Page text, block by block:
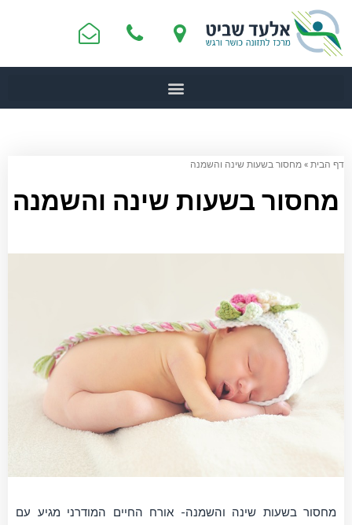
דף הבית»מחסור בשעות שינה והשמנה
מחסור בשעות שינה והשמנה
מחסור בשעות שינה והשמנה- אורח החיים המודרני מגיע עם